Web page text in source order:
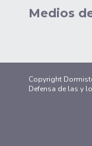
Medios
Copyright
Defensa de las y